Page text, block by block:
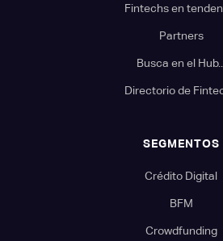
Fintechs en
Partners
Busca en el Hub...
Directorio de
SEGMENTOS
Crédito Digital
BFM
Crowdfunding